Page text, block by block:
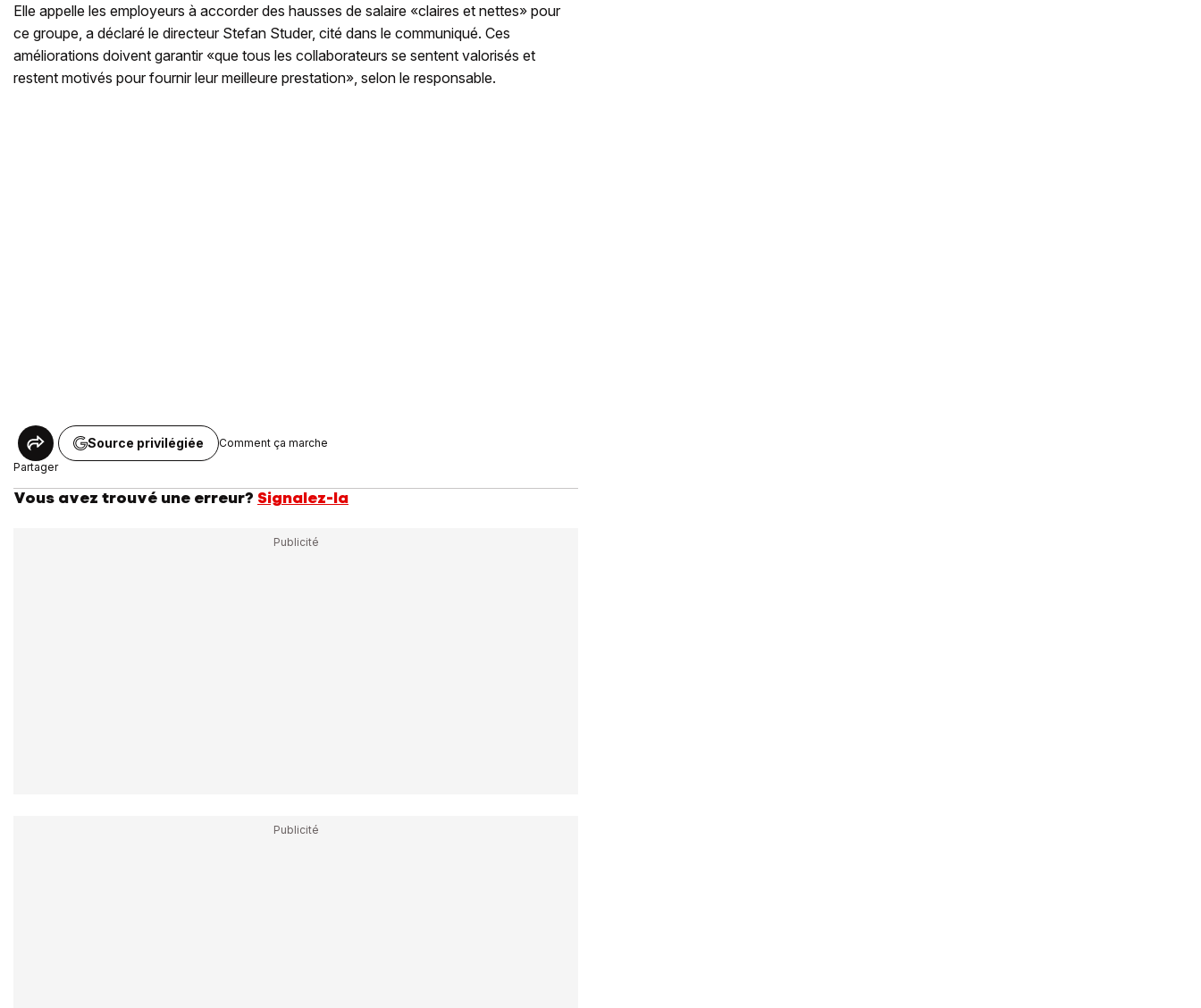
Elle appelle les employeurs à accorder des hausses de salaire «claires et nettes» pour
ce groupe, a déclaré le directeur Stefan Studer, cité dans le communiqué. Ces
améliorations doivent garantir «que tous les collaborateurs se sentent valorisés et
restent motivés pour fournir leur meilleure prestation», selon le responsable.
Partager
Source privilégiée Comment ça marche
Vous avez trouvé une erreur? Signalez-la